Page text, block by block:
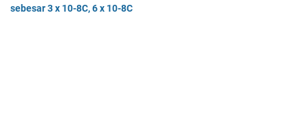
sebesar 3 x 10-8C, 6 x 10-8C